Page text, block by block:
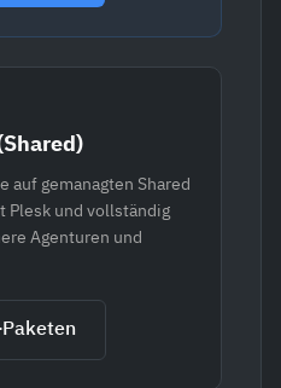
auf gemanagten Shared
Plesk und vollständig
Agenturen und